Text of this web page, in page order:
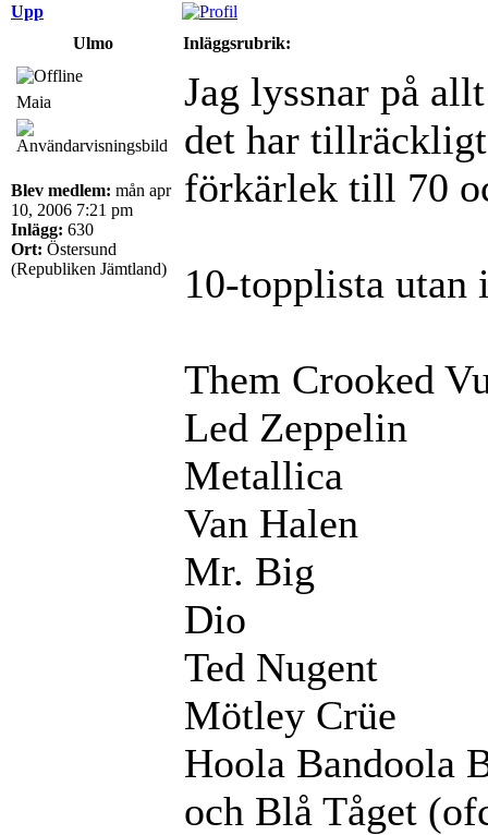
Upp
Ulmo
Inläggsrubrik:
Maia
Blev medlem: mån apr
10, 2006 7:21 pm
Inlägg: 630
Ort: Östersund
(Republiken Jämtland)
Jag lyssnar på
det har
förkärlek till 70
10-topplista utan
Them Crooked
Led Zeppelin
Metallica
Van Halen
Mr. Big
Dio
Ted Nugent
Mötley Crüe
Hoola Bandoola
och Blå Tåget